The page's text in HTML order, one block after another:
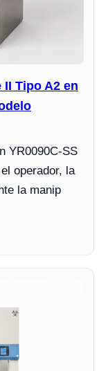
Tipo A2 en
YR0090C-SS
operador, la
la manip